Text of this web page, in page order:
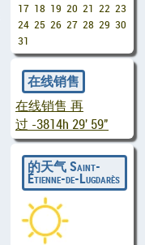
17 18 19 20 21 22 23
24 25 26 27 28 29 30
31
在线销售
在线销售 再
过 -3814h 29' 58"
的天气 Saint-
Étienne-de-Lugdarès